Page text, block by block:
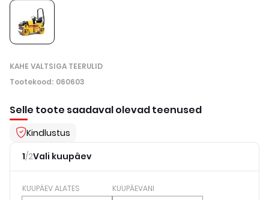
KAHE VALTSIGA TEERULID
Tootekood: 060603
Selle toote saadaval olevad teenused
Kindlustus
1/2Vali kuupäev
KUUPÄEV ALATES KUUPÄEVANI